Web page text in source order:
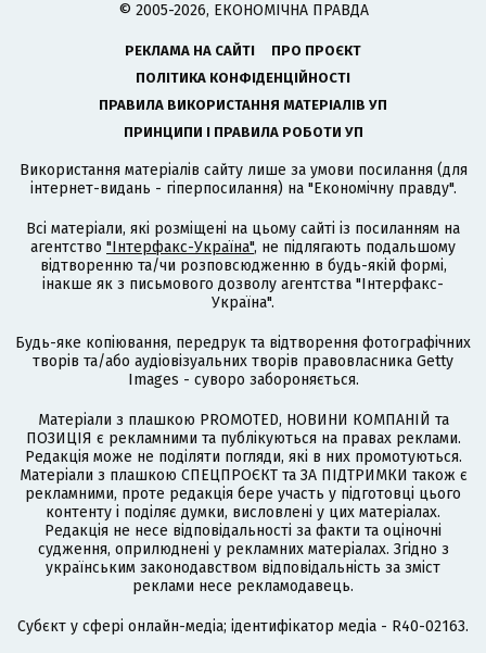
© 2005-2026, ЕКОНОМІЧНА ПРАВДА
РЕКЛАМА НА САЙТІ
ПРО ПРОЄКТ
ПОЛІТИКА КОНФІДЕНЦІЙНОСТІ
ПРАВИЛА ВИКОРИСТАННЯ МАТЕРІАЛІВ УП
ПРИНЦИПИ І ПРАВИЛА РОБОТИ УП
Використання матеріалів сайту лише за умови посилання (для
інтернет-видань - гіперпосилання) на "Економічну правду".
Всі матеріали, які розміщені на цьому сайті із посиланням на
агентство "Інтерфакс-Україна", не підлягають подальшому
відтворенню та/чи розповсюдженню в будь-якій формі,
інакше як з письмового дозволу агентства "Інтерфакс-
Україна".
Будь-яке копіювання, передрук та відтворення фотографічних
творів та/або аудіовізуальних творів правовласника Getty
Images - суворо забороняється.
Матеріали з плашкою PROMOTED, НОВИНИ КОМПАНІЙ та
ПОЗИЦІЯ є рекламними та публікуються на правах реклами.
Редакція може не поділяти погляди, які в них промотуються.
Матеріали з плашкою СПЕЦПРОЄКТ та ЗА ПІДТРИМКИ також є
рекламними, проте редакція бере участь у підготовці цього
контенту і поділяє думки, висловлені у цих матеріалах.
Редакція не несе відповідальності за факти та оціночні
судження, оприлюднені у рекламних матеріалах. Згідно з
українським законодавством відповідальність за зміст
реклами несе рекламодавець.
Cубєкт у сфері онлайн-медіа; ідентифікатор медіа - R40-02163.